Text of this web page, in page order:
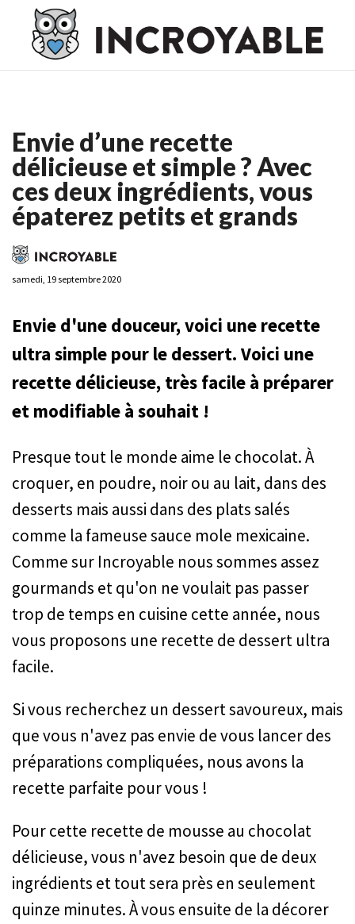
Casino En Ligne France
Casino En Ligne France
Ligne
Envie d’une recette
délicieuse et simple ? Avec
ces deux ingrédients, vous
épaterez petits et grands
samedi, 19 septembre 2020
Envie d'une douceur, voici une recette
ultra simple pour le dessert. Voici une
recette délicieuse, très facile à préparer
et modifiable à souhait !
Presque tout le monde aime le chocolat. À
croquer, en poudre, noir ou au lait, dans des
desserts mais aussi dans des plats salés
comme la fameuse sauce mole mexicaine.
Comme sur Incroyable nous sommes assez
gourmands et qu'on ne voulait pas passer
trop de temps en cuisine cette année, nous
vous proposons une recette de dessert ultra
facile.
Si vous recherchez un dessert savoureux, mais
que vous n'avez pas envie de vous lancer des
préparations compliquées, nous avons la
recette parfaite pour vous !
Pour cette recette de mousse au chocolat
délicieuse, vous n'avez besoin que de deux
ingrédients et tout sera près en seulement
quinze minutes. À vous ensuite de la décorer